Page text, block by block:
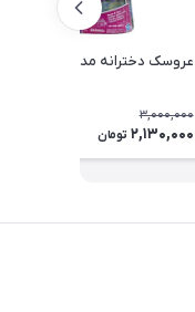
عروسک دخترانه مدل Tangled
3,000,000
2,130,000 تومان